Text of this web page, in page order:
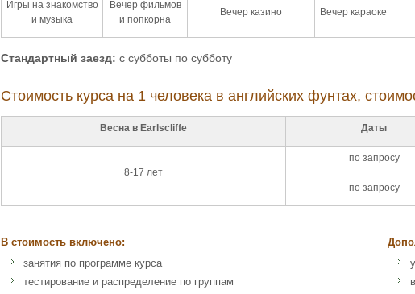
Игры на знакомство
и музыка
Вечер фильмов
и попкорна
Вечер казино Вечер караоке
Стандартный заезд: с субботы по субботу
Стоимость курса на 1 человека в английских фунтах,
Весна в Earlscliffe Даты
8-17 лет
по запросу
по запросу
В стоимость включено:
занятия по программе курса
тестирование и распределение по группам